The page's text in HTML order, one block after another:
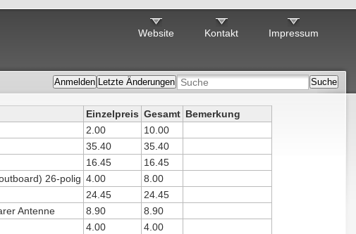
Website Kontakt Impressum
Anmelden Letzte Änderungen Suche
Einzelpreis Gesamt Bemerkung
2.00
10.00
35.40
35.40
16.45
16.45
26-polig 4.00
8.00
24.45
24.45
Antenne 8.90
8.90
4.00
4.00